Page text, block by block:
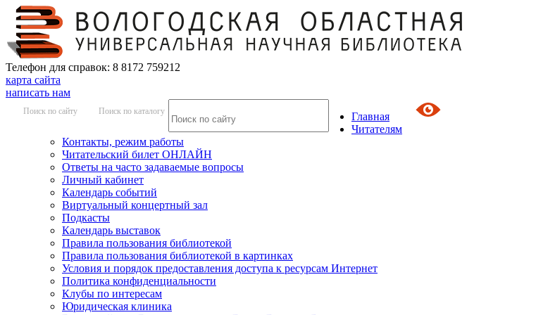
Телефон для справок: 8 8172 759212
карта сайта
написать нам
Поиск по сайту Поиск по каталогу
Главная
Читателям
Контакты, режим работы
Читательский билет ОНЛАЙН
Ответы на часто задаваемые вопросы
Личный кабинет
Календарь событий
Виртуальный концертный зал
Подкасты
Календарь выставок
Правила пользования библиотекой
Правила пользования библиотекой в картинках
Условия и порядок предоставления доступа к ресурсам Интернет
Политика конфиденциальности
Клубы по интересам
Юридическая клиника